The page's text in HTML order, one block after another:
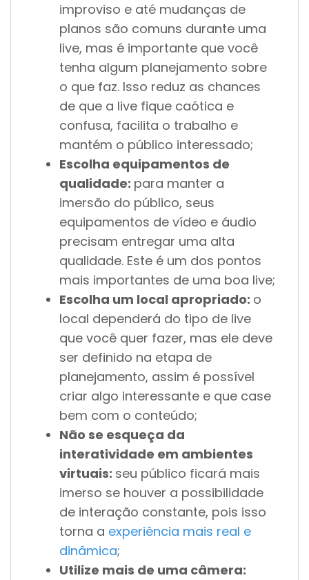
improviso e até mudanças de
planos são comuns durante uma
live, mas é importante que você
tenha algum planejamento sobre
o que faz. Isso reduz as chances
de que a live fique caótica e
confusa, facilita o trabalho e
mantém o público interessado;
Escolha equipamentos de
qualidade: para manter a
imersão do público, seus
equipamentos de vídeo e áudio
precisam entregar uma alta
qualidade. Este é um dos pontos
mais importantes de uma boa live;
Escolha um local apropriado: o
local dependerá do tipo de live
que você quer fazer, mas ele deve
ser definido na etapa de
planejamento, assim é possível
criar algo interessante e que case
bem com o conteúdo;
Não se esqueça da
interatividade em ambientes
virtuais: seu público ficará mais
imerso se houver a possibilidade
de interação constante, pois isso
torna a experiência mais real e
dinâmica;
Utilize mais de uma câmera: